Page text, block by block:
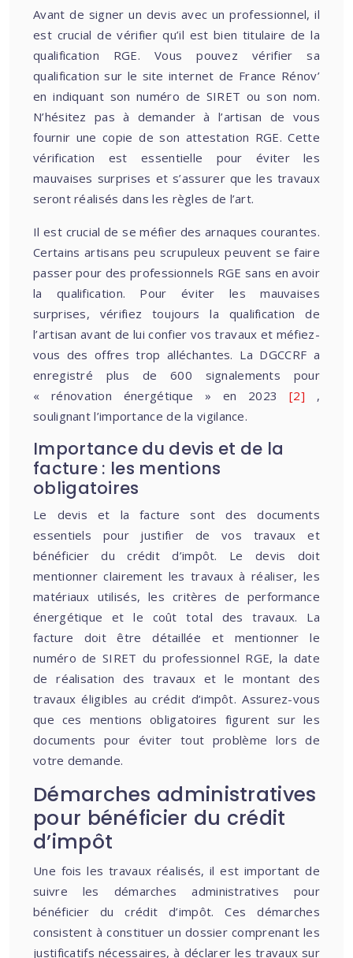
Avant de signer un devis avec un professionnel, il
est crucial de vérifier qu’il est bien titulaire de la
qualification RGE. Vous pouvez vérifier sa
qualification sur le site internet de France Rénov’
en indiquant son numéro de SIRET ou son nom.
N’hésitez pas à demander à l’artisan de vous
fournir une copie de son attestation RGE. Cette
vérification est essentielle pour éviter les
mauvaises surprises et s’assurer que les travaux
seront réalisés dans les règles de l’art.
Il est crucial de se méfier des arnaques courantes.
Certains artisans peu scrupuleux peuvent se faire
passer pour des professionnels RGE sans en avoir
la qualification. Pour éviter les mauvaises
surprises, vérifiez toujours la qualification de
l’artisan avant de lui confier vos travaux et méfiez-
vous des offres trop alléchantes. La DGCCRF a
enregistré plus de 600 signalements pour
« rénovation énergétique » en 2023[2] ,
soulignant l’importance de la vigilance.
Importance du devis et de la
facture : les mentions
obligatoires
Le devis et la facture sont des documents
essentiels pour justifier de vos travaux et
bénéficier du crédit d’impôt. Le devis doit
mentionner clairement les travaux à réaliser, les
matériaux utilisés, les critères de performance
énergétique et le coût total des travaux. La
facture doit être détaillée et mentionner le
numéro de SIRET du professionnel RGE, la date
de réalisation des travaux et le montant des
travaux éligibles au crédit d’impôt. Assurez-vous
que ces mentions obligatoires figurent sur les
documents pour éviter tout problème lors de
votre demande.
Démarches administratives
pour bénéficier du crédit
d’impôt
Une fois les travaux réalisés, il est important de
suivre les démarches administratives pour
bénéficier du crédit d’impôt. Ces démarches
consistent à constituer un dossier comprenant les
justificatifs nécessaires, à déclarer les travaux sur